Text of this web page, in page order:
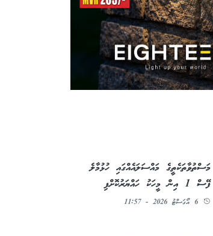
މަސްތުވާތަކެތީގެ މައްސަލައެއްގައި ހުޅުމާލެ
ފޭސް 1 އިން މީހަކު ހައްޔަރުކޮށްފި
6 އޯގަސްޓު 2026 - 11:57